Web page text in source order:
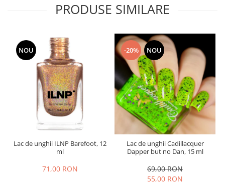
PRODUSE SIMILARE
NOU
Lac de unghii ILNP Barefoot, 12
ml
71,00 RON
-20% NOU
Lac de unghii Cadillacquer
Dapper but no Dan, 15 ml
69,00 RON
55,00 RON